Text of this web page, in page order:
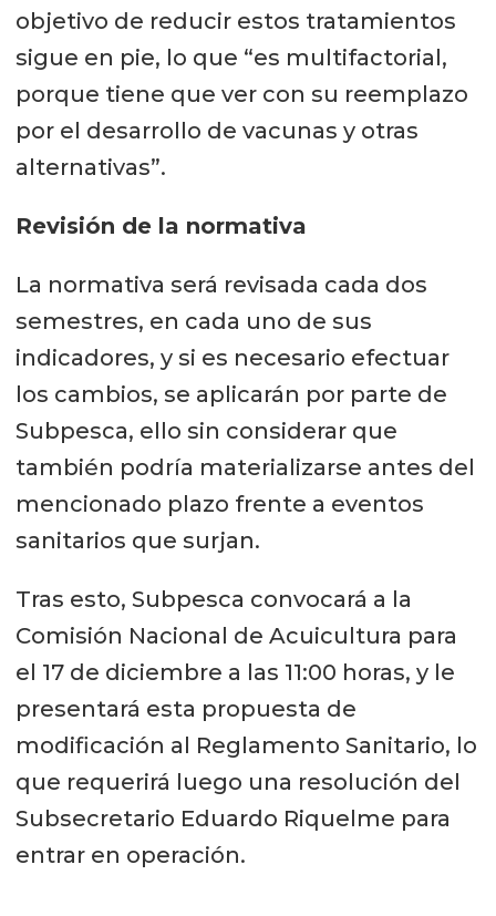
objetivo de reducir estos tratamientos
sigue en pie, lo que “es multifactorial,
porque tiene que ver con su reemplazo
por el desarrollo de vacunas y otras
alternativas”.
Revisión de la normativa
La normativa será revisada cada dos
semestres, en cada uno de sus
indicadores, y si es necesario efectuar
los cambios, se aplicarán por parte de
Subpesca, ello sin considerar que
también podría materializarse antes del
mencionado plazo frente a eventos
sanitarios que surjan.
Tras esto, Subpesca convocará a la
Comisión Nacional de Acuicultura para
el 17 de diciembre a las 11:00 horas, y le
presentará esta propuesta de
modificación al Reglamento Sanitario, lo
que requerirá luego una resolución del
Subsecretario Eduardo Riquelme para
entrar en operación.